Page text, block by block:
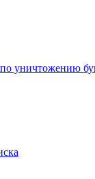
уничтожению